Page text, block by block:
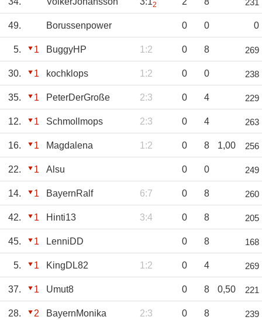
2 231
49. Borussenpower 0 0 0
5. 1 BuggyHP 1:2 0 8 269
30. 1 kochklops 1:2 0 0 238
35. 1 PeterDerGroße 2:3 0 4 229
12. 1 Schmollmops 2:3 0 4 263
16. 1 Magdalena 1:2 0 8 1,00 256
22. 1 Alsu 0 0 249
14. 1 BayernRalf 6:7 0 8 260
42. 1 Hinti13 3:4 0 8 205
45. 1 LenniDD 0 8 168
5. 1 KingDL82 1:2 0 4 269
37. 1 Umut8 0 8 0,50 221
28. 2 BayernMonika 2:3 0 8 239